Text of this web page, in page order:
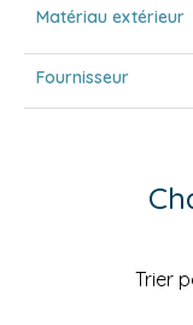
Matériau extérieur
Fournisseur
Trier